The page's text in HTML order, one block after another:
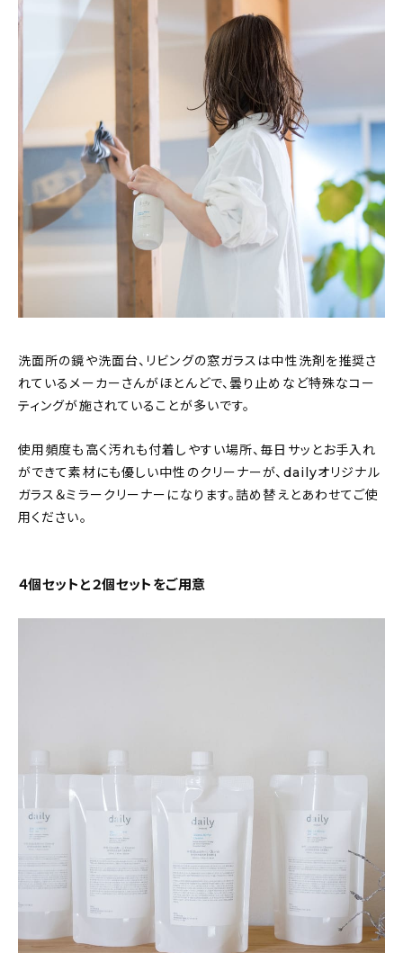
キッズ
About
会社概要
プライバシーポリシー
お問い合わせ
洗面所の鏡や洗面台、リビングの窓ガラスは中性洗剤を推奨さ
れているメーカーさんがほとんどで、曇り止めなど特殊なコー
ティングが施されていることが多いです。
使用頻度も高く汚れも付着しやすい場所、毎日サッとお手入れ
ができて素材にも優しい中性のクリーナーが、dailyオリジナル
ガラス＆ミラークリーナーになります。詰め替えとあわせてご使
用ください。
４個セットと２個セットをご用意